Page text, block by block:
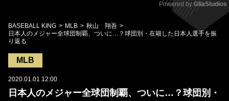
Mute
Powered by GliaStudios
BASEBALL KING MLB
秋山 翔吾
日本人のメジャー全球団制覇、ついに…？球団別・在籍した日本人選手を振
り返る
MLB
2020.01.01 12:00
日本人のメジャー全球団制覇、ついに…？球団別・